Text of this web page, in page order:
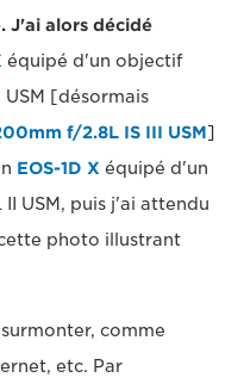
J'ai alors décidé
équipé d'un objectif
[désormais
f/2.8L IS III USM]
EOS-1D X équipé d'un
USM, puis j'ai attendu
photo illustrant
comme
etc. Par